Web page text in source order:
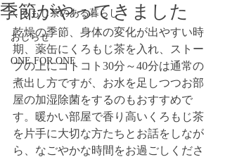
くろもじ茶のある暮らし
おしらせ
ONE FOR ONE
季節がやってきました
乾燥の季節、身体の変化が出やすい時
期、薬缶にくろもじ茶を入れ、ストー
ブの上にコトコト30分～40分は通常の
煮出し方ですが、お水を足しつつお部
屋の加湿除菌をするのもおすすめで
す。暖かい部屋で香り高いくろもじ茶
を片手に大切な方たちとお話をしなが
ら、なごやかな時間をお過ごしくださ